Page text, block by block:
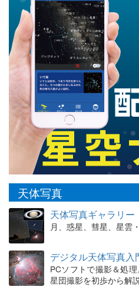
天体写真
天体写真ギャラリー
月、惑星、彗星、星雲
デジタル天体写真入
PCソフトで撮影＆処
星団撮影を初歩から解